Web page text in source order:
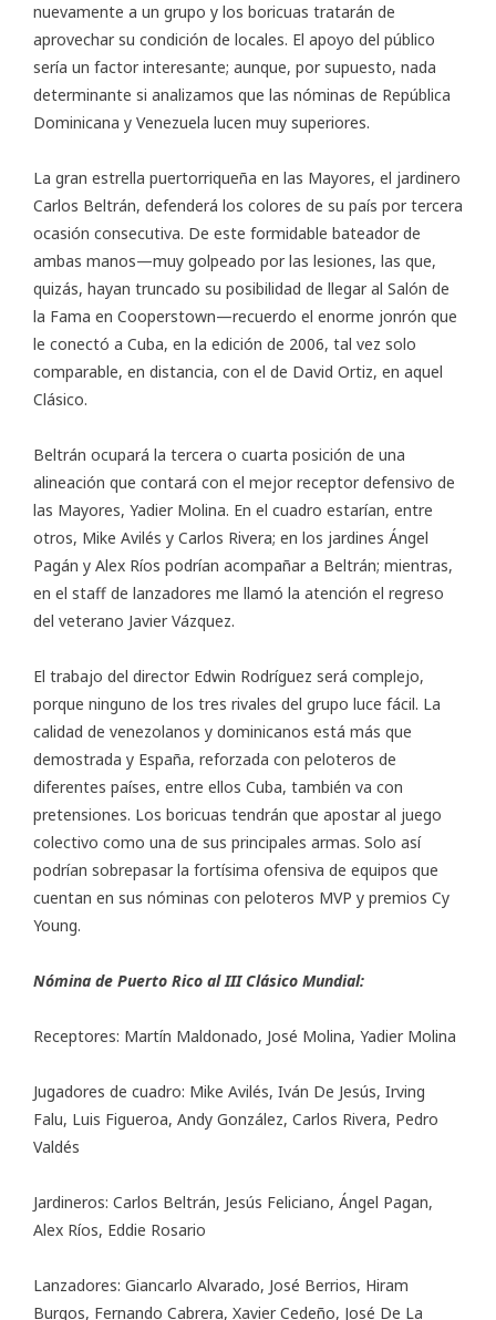
nuevamente a un grupo y los boricuas tratarán de
aprovechar su condición de locales. El apoyo del público
sería un factor interesante; aunque, por supuesto, nada
determinante si analizamos que las nóminas de República
Dominicana y Venezuela lucen muy superiores.
La gran estrella puertorriqueña en las Mayores, el jardinero
Carlos Beltrán, defenderá los colores de su país por tercera
ocasión consecutiva. De este formidable bateador de
ambas manos—muy golpeado por las lesiones, las que,
quizás, hayan truncado su posibilidad de llegar al Salón de
la Fama en Cooperstown—recuerdo el enorme jonrón que
le conectó a Cuba, en la edición de 2006, tal vez solo
comparable, en distancia, con el de David Ortiz, en aquel
Clásico.
Beltrán ocupará la tercera o cuarta posición de una
alineación que contará con el mejor receptor defensivo de
las Mayores, Yadier Molina. En el cuadro estarían, entre
otros, Mike Avilés y Carlos Rivera; en los jardines Ángel
Pagán y Alex Ríos podrían acompañar a Beltrán; mientras,
en el staff de lanzadores me llamó la atención el regreso
del veterano Javier Vázquez.
El trabajo del director Edwin Rodríguez será complejo,
porque ninguno de los tres rivales del grupo luce fácil. La
calidad de venezolanos y dominicanos está más que
demostrada y España, reforzada con peloteros de
diferentes países, entre ellos Cuba, también va con
pretensiones. Los boricuas tendrán que apostar al juego
colectivo como una de sus principales armas. Solo así
podrían sobrepasar la fortísima ofensiva de equipos que
cuentan en sus nóminas con peloteros MVP y premios Cy
Young.
Nómina de Puerto Rico al III Clásico Mundial:
Receptores: Martín Maldonado, José Molina, Yadier Molina
Jugadores de cuadro: Mike Avilés, Iván De Jesús, Irving
Falu, Luis Figueroa, Andy González, Carlos Rivera, Pedro
Valdés
Jardineros: Carlos Beltrán, Jesús Feliciano, Ángel Pagan,
Alex Ríos, Eddie Rosario
Lanzadores: Giancarlo Alvarado, José Berrios, Hiram
Burgos, Fernando Cabrera, Xavier Cedeño, José De La